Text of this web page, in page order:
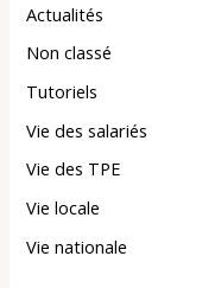
Actualités
Non classé
Tutoriels
Vie des salariés
Vie des TPE
Vie locale
Vie nationale